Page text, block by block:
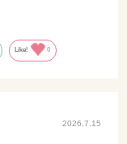
Like! 0
2026.7.15